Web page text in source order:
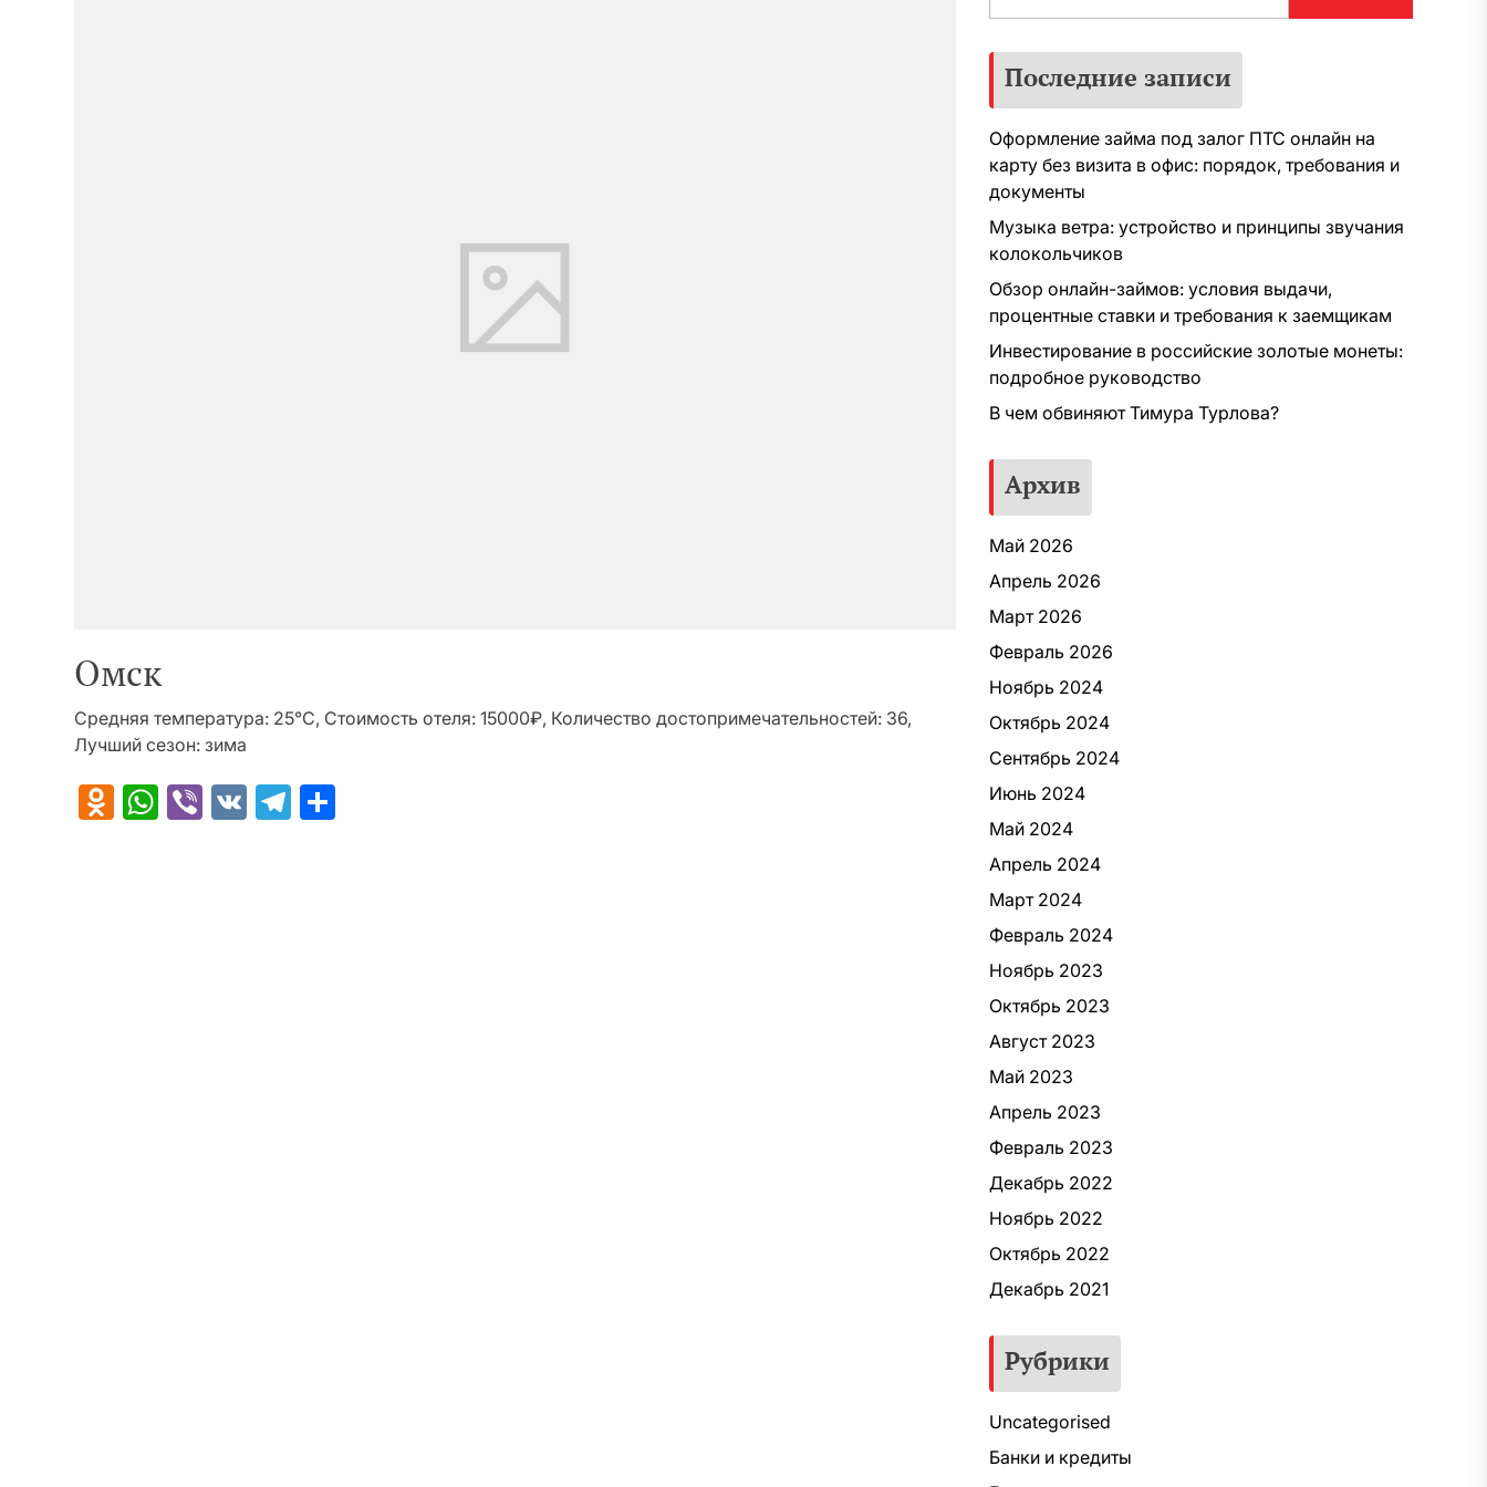
Омск
Средняя температура: 25°C, Стоимость отеля: 15000₽, Количество достопримечательностей: 36,
Лучший сезон: зима
Odnoklassniki
WhatsApp
Viber
VK Telegram
Последние записи
Оформление займа под залог ПТС онлайн на
карту без визита в офис: порядок, требования и
документы
Музыка ветра: устройство и принципы звучания
колокольчиков
Обзор онлайн-займов: условия выдачи,
процентные ставки и требования к заемщикам
Инвестирование в российские золотые монеты:
подробное руководство
В чем обвиняют Тимура Турлова?
Архив
Май 2026
Апрель 2026
Март 2026
Февраль 2026
Ноябрь 2024
Октябрь 2024
Сентябрь 2024
Июнь 2024
Май 2024
Апрель 2024
Март 2024
Февраль 2024
Ноябрь 2023
Октябрь 2023
Август 2023
Май 2023
Апрель 2023
Февраль 2023
Декабрь 2022
Ноябрь 2022
Октябрь 2022
Декабрь 2021
Рубрики
Uncategorised
Банки и кредиты